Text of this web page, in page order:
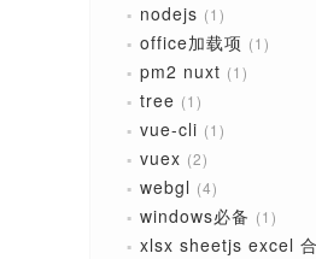
nodejs 1
office加载项 1
pm2 nuxt 1
tree 1
vue-cli 1
vuex 2
webgl 4
windows必备 1
xlsx sheetjs excel